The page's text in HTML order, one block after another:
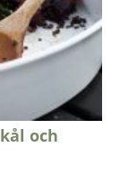
och